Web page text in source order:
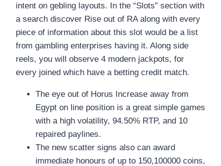
intent on gebling layouts. In the “Slots” section with
a search discover Rise out of RA along with every
piece of information about this slot would be a list
from gambling enterprises having it. Along side
reels, you will observe 4 modern jackpots, for
every joined which have a betting credit match.
The eye out of Horus Increase away from
Egypt on line position is a great simple games
with a high volatility, 94.50% RTP, and 10
repaired paylines.
The new scatter signs also can award
immediate honours of up to 150,100000 coins,